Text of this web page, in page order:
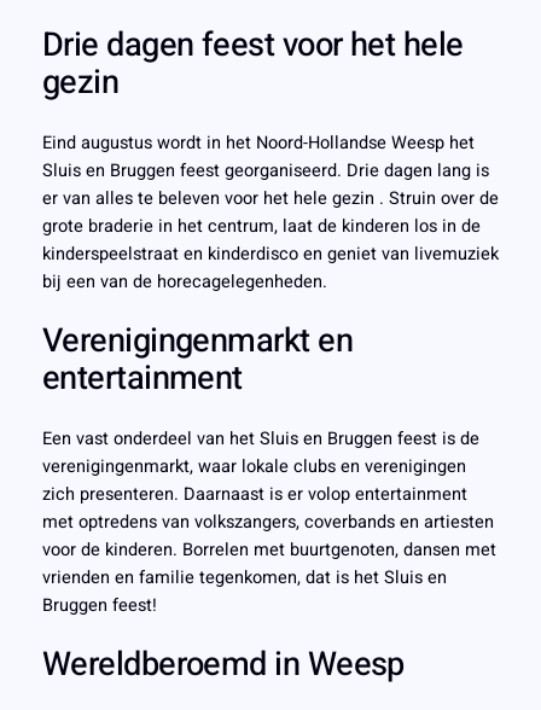
Drie dagen feest voor het hele
gezin
Eind augustus wordt in het Noord-Hollandse Weesp het
Sluis en Bruggen feest georganiseerd. Drie dagen lang is
er van alles te beleven voor het hele gezin . Struin over de
grote braderie in het centrum, laat de kinderen los in de
kinderspeelstraat en kinderdisco en geniet van livemuziek
bij een van de horecagelegenheden.
Verenigingenmarkt en
entertainment
Een vast onderdeel van het Sluis en Bruggen feest is de
verenigingenmarkt, waar lokale clubs en verenigingen
zich presenteren. Daarnaast is er volop entertainment
met optredens van volkszangers, coverbands en artiesten
voor de kinderen. Borrelen met buurtgenoten, dansen met
vrienden en familie tegenkomen, dat is het Sluis en
Bruggen feest!
Wereldberoemd in Weesp